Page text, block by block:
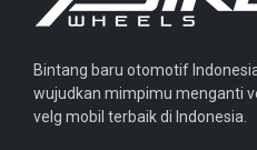
Bintang baru otomotif
wujudkan mimpimu menganti
velg mobil terbaik di Indonesia.